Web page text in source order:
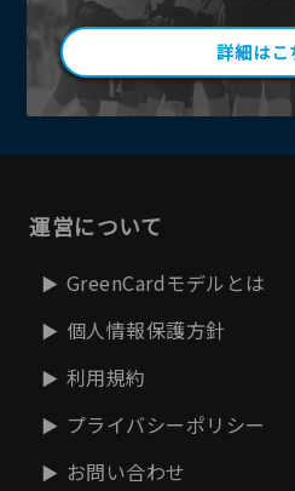
詳細はこ
運営について
GreenCardモデルとは
個人情報保護方針
利用規約
プライバシーポリシー
お問い合わせ